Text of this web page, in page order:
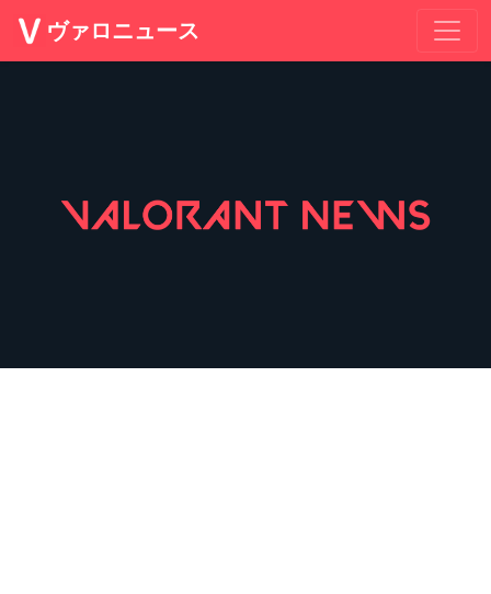
ヴァロニュース